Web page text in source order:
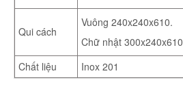
Qui cách
Vuông 240x240x610.
Chữ nhật 300x240x610
Chất liệu
Inox 201